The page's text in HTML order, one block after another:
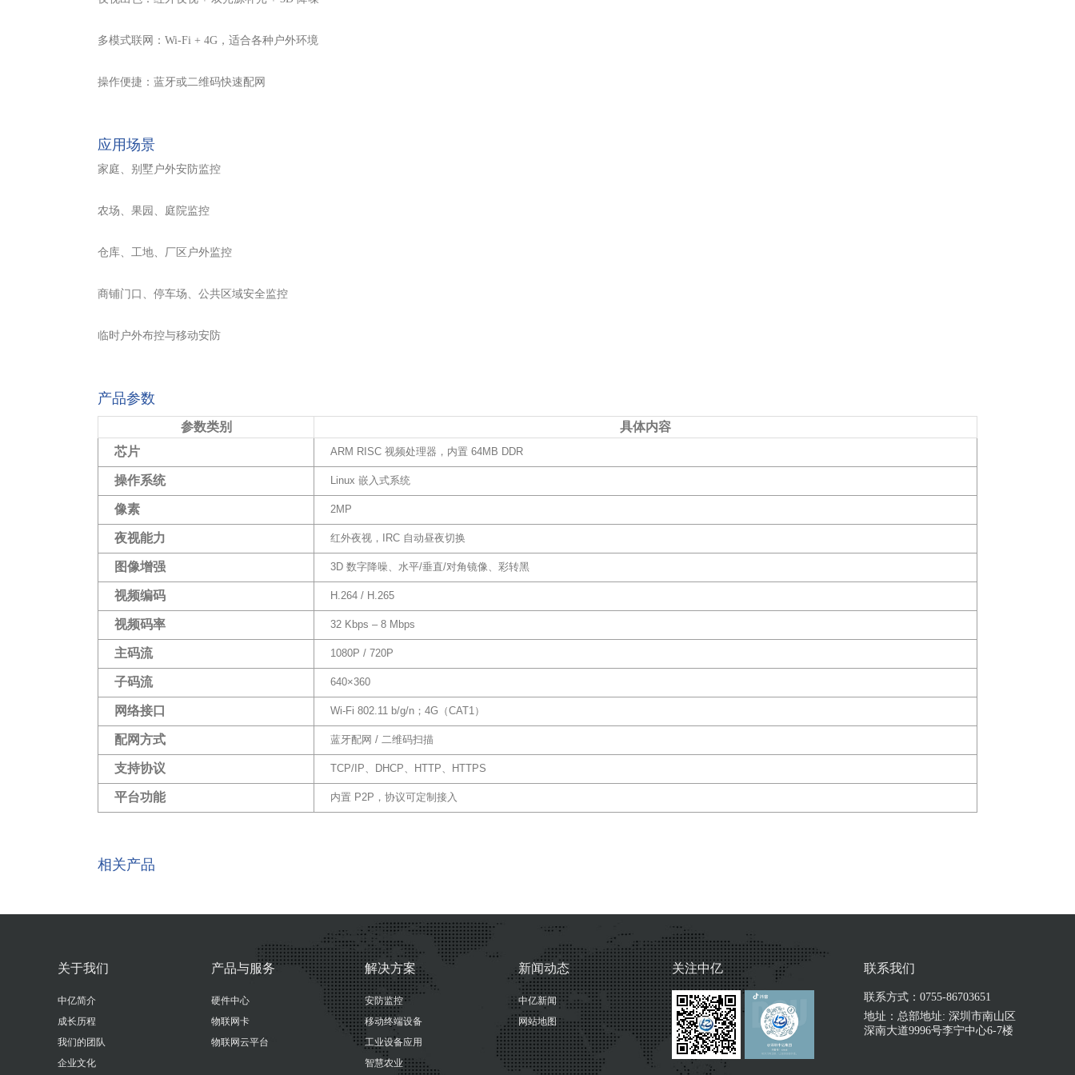
多模式联网：Wi-Fi + 4G，适合各种户外环境
操作便捷：蓝牙或二维码快速配网
应用场景
家庭、别墅户外安防监控
农场、果园、庭院监控
仓库、工地、厂区户外监控
商铺门口、停车场、公共区域安全监控
临时户外布控与移动安防
产品参数
参数类别
具体内容
芯片
ARM RISC 视频处理器，内置 64MB DDR
操作系统 Linux 嵌入式系统
像素 2MP
夜视能力 红外夜视，IRC 自动昼夜切换
图像增强 3D 数字降噪、水平/垂直/对角镜像、彩转黑
视频编码 H.264 / H.265
视频码率 32 Kbps – 8 Mbps
主码流 1080P / 720P
子码流 640×360
网络接口 Wi-Fi 802.11 b/g/n；4G（CAT1）
配网方式 蓝牙配网 / 二维码扫描
支持协议 TCP/IP、DHCP、HTTP、HTTPS
平台功能 内置 P2P，协议可定制接入
相关产品
关于我们
中亿简介
成长历程
我们的团队
企业文化
产品与服务
硬件中心
物联网卡
物联网云平台
解决方案
安防监控
移动终端设备
工业设备应用
智慧农业
新闻动态
中亿新闻
网站地图
关注中亿 联系我们
联系方式：0755-86703651
地址：总部地址: 深圳市南山区
深南大道9996号李宁中心6-7楼